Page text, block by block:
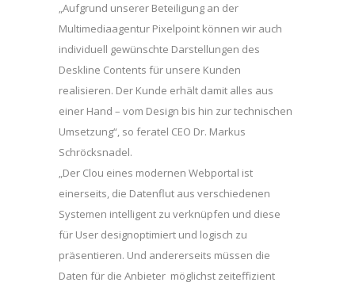
„Aufgrund unserer Beteiligung an der
Multimediaagentur Pixelpoint können wir auch
individuell gewünschte Darstellungen des
Deskline Contents für unsere Kunden
realisieren. Der Kunde erhält damit alles aus
einer Hand – vom Design bis hin zur technischen
Umsetzung“, so feratel CEO Dr. Markus
Schröcksnadel.
„Der Clou eines modernen Webportal ist
einerseits, die Datenflut aus verschiedenen
Systemen intelligent zu verknüpfen und diese
für User designoptimiert und logisch zu
präsentieren. Und andererseits müssen die
Daten für die Anbieter möglichst zeiteffizient